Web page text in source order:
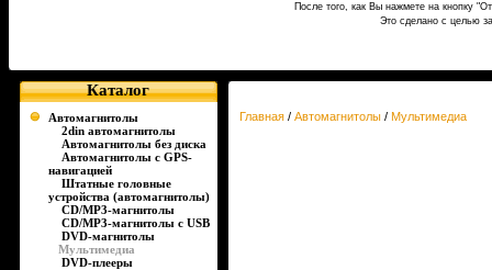
После того, как Вы нажмете на кнопку
Это сделано с целью
Каталог
Автомагнитолы
2din автомагнитолы
Автомагнитолы без диска
Автомагнитолы с GPS-
навигацией
Штатные головные
устройства (автомагнитолы)
CD/MP3-магнитолы
CD/MP3-магнитолы c USB
DVD-магнитолы
Мультимедиа
DVD-плееры
Главная / Автомагнитолы / Мультимедиа